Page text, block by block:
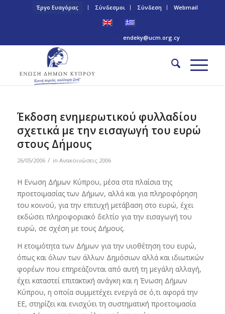
Έργο Ευαγόρας Σύνδεσμοι Σύνδεση Webmail
endeky@ucm.org.cy
Έκδοση ενημερωτικού φυλλαδίου
σχετικά με την εισαγωγή του ευρώ
στους Δήμους
26/05/2006 / in Ανακοινώσεις 2006
Η Ενωση Δήμων Κύπρου, μέσα στα πλαίσια της
προετοιμασίας των Δήμων, αλλά και για πληροφόρηση
του κοινού, για την επιτυχή μετάβαση στο ευρώ, έχει
εκδώσει πληροφοριακό δελτίο για την εισαγωγή του
ευρώ, σε σχέση με τους Δήμους.
Η ετοιμότητα των Δήμων για την υιοθέτηση του ευρώ,
όπως και όλων των άλλων Δημόσιων αλλά και ιδιωτικών
φορέων που επηρεάζονται από αυτή τη μεγάλη αλλαγή,
έχει καταστεί επιτακτική ανάγκη και η Ένωση Δήμων
Κύπρου, η οποία συμμετέχει ενεργά σε ό,τι αφορά την
ΕΕ, στηρίζει και ενισχύει τη συστηματική προετοιμασία